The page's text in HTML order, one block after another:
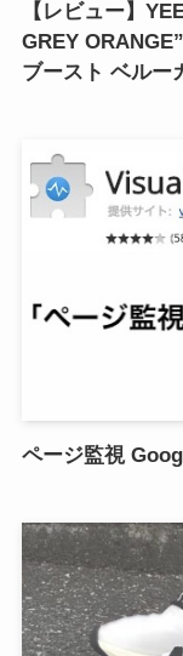
【レビュー】
GREY
ブースト ベルー
ページ監視